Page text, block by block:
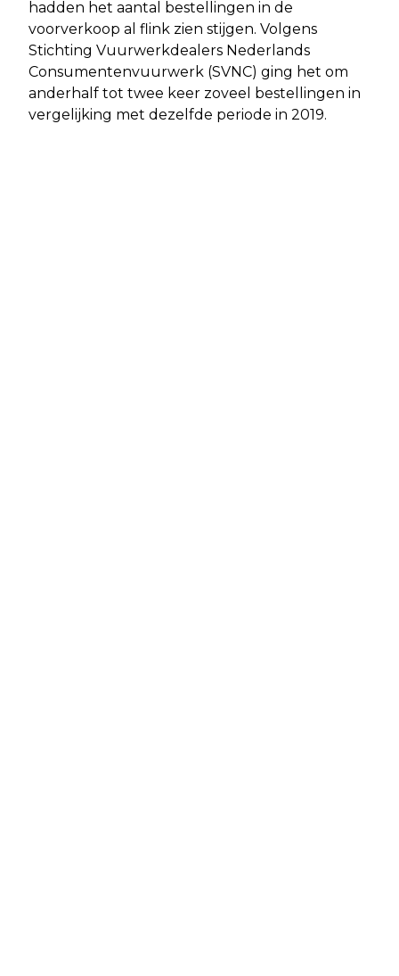
hadden het aantal bestellingen in de
voorverkoop al flink zien stijgen. Volgens
Stichting Vuurwerkdealers Nederlands
Consumentenvuurwerk (SVNC) ging het om
anderhalf tot twee keer zoveel bestellingen in
vergelijking met dezelfde periode in 2019.